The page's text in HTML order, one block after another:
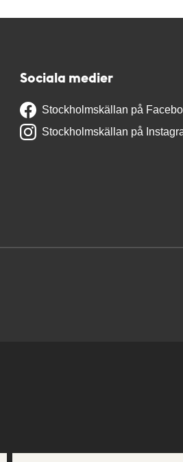
Sociala medier
Stockholmskällan på
Stockholmskällan på